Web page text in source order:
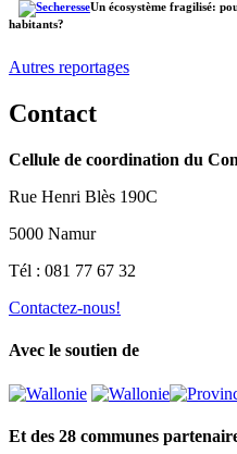
Un écosystème fragilisé:
habitants?
Autres reportages
Contact
Cellule de coordination du
Rue Henri Blès 190C
5000 Namur
Tél : 081 77 67 32
Contactez-nous!
Avec le soutien de
Et des 28 communes